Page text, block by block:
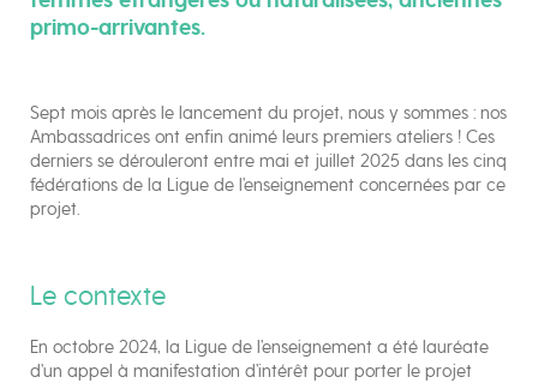
primo-arrivantes.
Sept mois après le lancement du projet, nous y sommes : nos
Ambassadrices ont enfin animé leurs premiers ateliers ! Ces
derniers se dérouleront entre mai et juillet 2025 dans les cinq
fédérations de la Ligue de l’enseignement concernées par ce
projet.
Le contexte
En octobre 2024, la Ligue de l’enseignement a été lauréate
d’un appel à manifestation d’intérêt pour porter le projet